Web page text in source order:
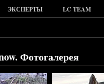
ЭКСПЕРТЫ LC TEAM
Фотогалерея